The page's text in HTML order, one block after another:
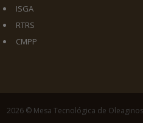
ISGA
RTRS
CMPP
2026 © Mesa Tecnológica de